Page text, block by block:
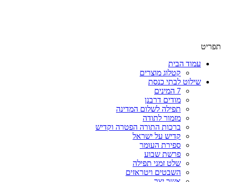
תפריט
עמוד הבית
קטלוג מוצרים
שילוט לבתי כנסת
7 המינים
מודים דרבנן
תפילה לשלום המדינה
מזמור לתודה
ברכות התורה הפטרה וקדיש
קדיש על ישראל
ספירת העומר
פרשת שבוע
שלט זמני תפילה
השבטים ויטראזים